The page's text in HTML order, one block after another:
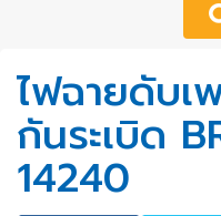
ไฟฉายดับ
กันระเบิด
14240